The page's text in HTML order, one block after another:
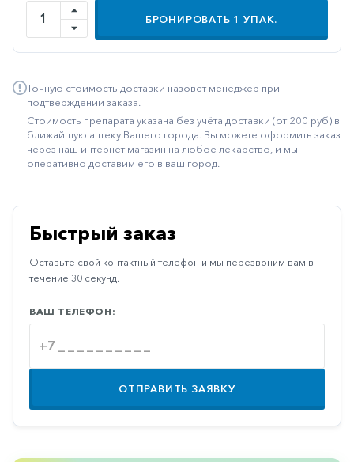
Иммунодепрессанты
Иммуностимуляторы
Метаболизм
Минеральный
обмен
Наружные
Остеопороз
Офтальмология
Противоаллергические
Противовирусные
Противовоспалительные
Противогрибковые
БРОНИРОВАТЬ 1 УПАК.
Точную стоимость доставки назовет менеджер при
подтверждении заказа.
Стоимость препарата указана без учёта доставки (от 200 руб) в
ближайшую аптеку Вашего города. Вы можете оформить заказ
через наш интернет магазин на любое лекарство, и мы
оперативно доставим его в ваш город.
Быстрый заказ
Оставьте свой контактный телефон и мы перезвоним вам в
течение 30 секунд.
ВАШ ТЕЛЕФОН:
ОТПРАВИТЬ ЗАЯВКУ